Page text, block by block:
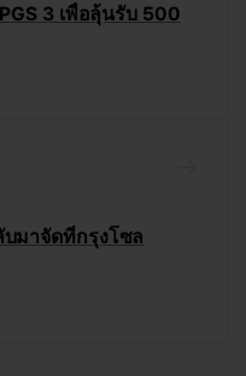
3 เพื่อลุ้นรับ 500
บมาจัดที่กรุงโซล